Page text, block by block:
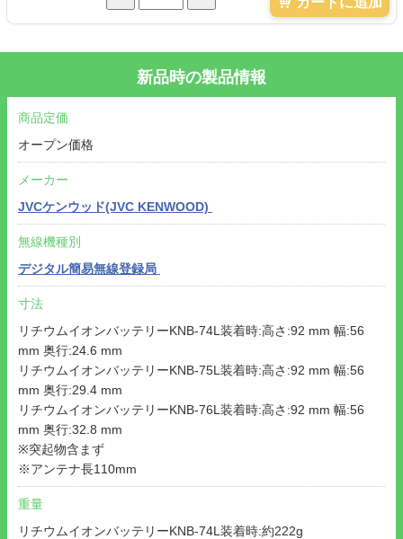
新品時の製品情報
商品定価
オープン価格
メーカー
JVCケンウッド(JVC KENWOOD)
無線機種別
デジタル簡易無線登録局
寸法
リチウムイオンバッテリーKNB-74L装着時:高さ:92 mm 幅:56
mm 奥行:24.6 mm
リチウムイオンバッテリーKNB-75L装着時:高さ:92 mm 幅:56
mm 奥行:29.4 mm
リチウムイオンバッテリーKNB-76L装着時:高さ:92 mm 幅:56
mm 奥行:32.8 mm
※突起物含まず
※アンテナ長110mm
重量
リチウムイオンバッテリーKNB-74L装着時:約222g